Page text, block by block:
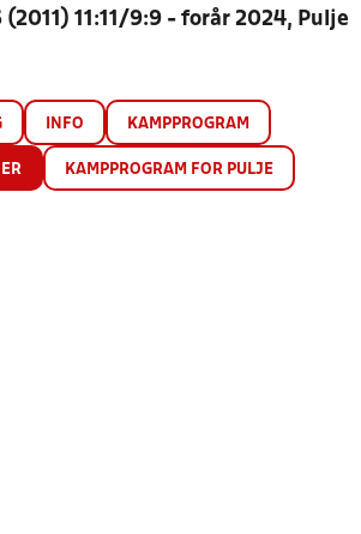
(2011) 11:11/9:9 - forår 2024, Pulje
INFO KAMPPROGRAM
KAMPPROGRAM FOR PULJE